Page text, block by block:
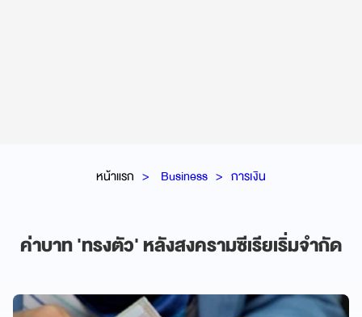
หน้าแรก Business การเงิน
ค่าบาท 'ทรงตัว' หลังสงครามซีเรียเริ่มจำกัด